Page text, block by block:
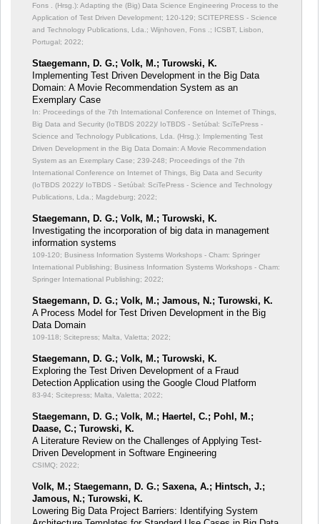
Fons . (Hrsg.): Adapting the (Big) Data Science Engineering Process to the
Application of Test Driven Development; 120-129; SCITEPRESS - Science
and Technology Publications, Lda.; Wijnhoven, Fons .; ICSBT, Lisbon,
Portugal; 2022;
Staegemann, D. G.; Volk, M.; Turowski, K.
Implementing Test Driven Development in the Big Data
Domain: A Movie Recommendation System as an
Exemplary Case
In: Proceedings of the 7th International Conference on Internet of Things,
Big Data and Security (IoTBDS 2022)/ IoTBDS - Setúbal: SciTePress -
Science and Technology Publications, Lda. (Hrsg.): Implementing Test
Driven Development in the Big Data Domain: A Movie Recommendation
System as an Exemplary Case; 239-248; Proceedings of the 7th
International Conference on Internet of Things, Big Data and Security
(IoTBDS 2022)/ IoTBDS - Setúbal: SciTePress - Science and Technology
Publications, Lda.; Magdeburg; 2022;
Staegemann, D. G.; Volk, M.; Turowski, K.
Investigating the incorporation of big data in management
information systems
109-120; Business Information Systems Workshops - Cham: Springer
International Publishing; Business Information Systems Workshops - Cham:
Springer International Publishing; 2022;
Staegemann, D. G.; Volk, M.; Jamous, N.; Turowski, K.
A Process Model for Test Driven Development in the Big
Data Domain
109-118; Scitepress; Malta, Valetta; 2022;
Staegemann, D. G.; Volk, M.; Turowski, K.
Exploring the Test Driven Development of a Fraud
Detection Application using the Google Cloud Platform
83-94; Scitepress; Malta, Valetta; 2022;
Staegemann, D. G.; Volk, M.; Haertel, C.; Pohl, M.;
Daase, C.; Turowski, K.
A Literature Review on the Challenges of Applying Test-
Driven Development in Software Engineering
CSIMQ; 2022;
Volk, M.; Staegemann, D. G.; Saxena, A.; Hintsch, J.;
Jamous, N.; Turowski, K.
Lowering Big Data Project Barriers: Identifying System